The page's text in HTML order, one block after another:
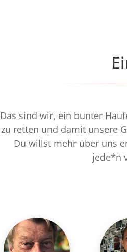
Das sind wir, ein bunter
zu retten und damit unsere
Du willst mehr über uns
jede*n